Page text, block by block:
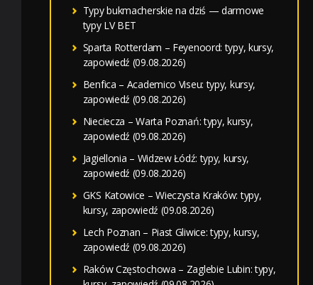
Typy bukmacherskie na dziś — darmowe
typy LV BET
Sparta Rotterdam – Feyenoord: typy, kursy,
zapowiedź (09.08.2026)
Benfica – Academico Viseu: typy, kursy,
zapowiedź (09.08.2026)
Nieciecza – Warta Poznań: typy, kursy,
zapowiedź (09.08.2026)
Jagiellonia – Widzew Łódź: typy, kursy,
zapowiedź (09.08.2026)
GKS Katowice – Wieczysta Kraków: typy,
kursy, zapowiedź (09.08.2026)
Lech Poznan – Piast Gliwice: typy, kursy,
zapowiedź (09.08.2026)
Raków Częstochowa – Zaglebie Lubin: typy,